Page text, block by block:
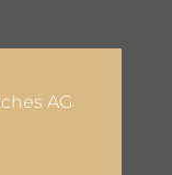
AG